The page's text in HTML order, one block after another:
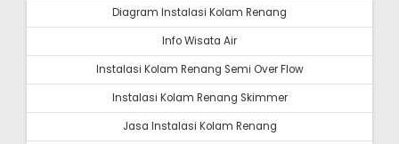
Diagram Instalasi Kolam Renang
Info Wisata Air
Instalasi Kolam Renang Semi Over Flow
Instalasi Kolam Renang Skimmer
Jasa Instalasi Kolam Renang